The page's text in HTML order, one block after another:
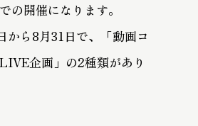
の開催になります。
から8月31日で、「動画コ
企画」の2種類があり